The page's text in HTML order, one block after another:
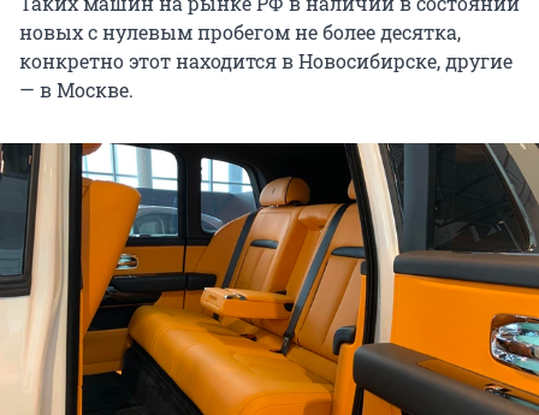
новых с нулевым пробегом не более десятка,
конкретно этот находится в Новосибирске, другие
— в Москве.